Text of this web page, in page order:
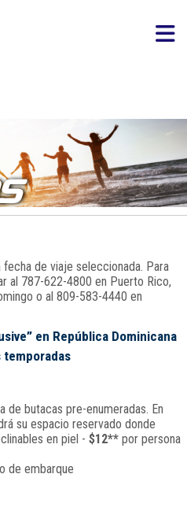
de viaje seleccionada. Para
al 787-622-4800 en Puerto Rico,
o al 809-583-4440 en
en República Dominicana
de butacas pre-enumeradas. En
su espacio reservado donde
en piel - $12**por persona
de embarque